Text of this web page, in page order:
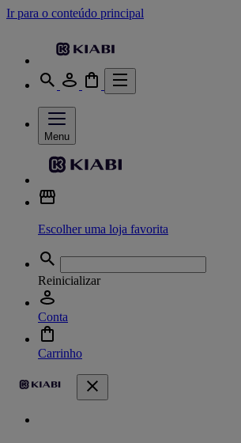
Ir para o conteúdo principal
Menu
Escolher uma loja favorita
Reinicializar
Conta
Carrinho